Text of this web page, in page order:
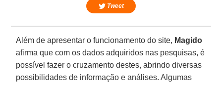
Tweet
Além de apresentar o funcionamento do site, Magido
afirma que com os dados adquiridos nas pesquisas, é
possível fazer o cruzamento destes, abrindo diversas
possibilidades de informação e análises. Algumas